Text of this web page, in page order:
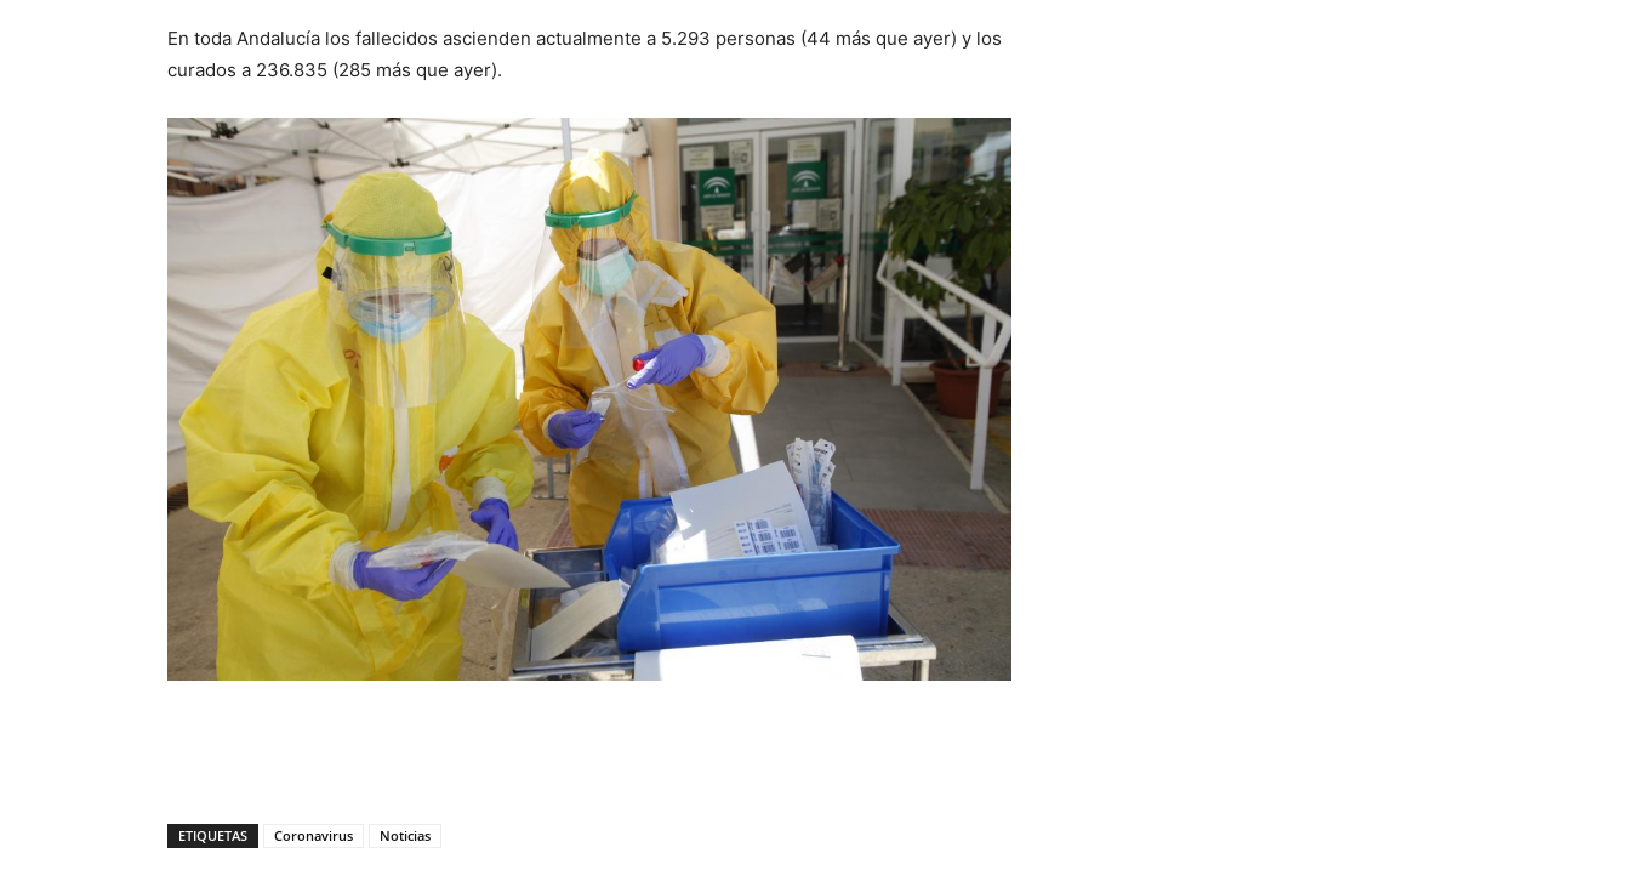
En toda Andalucía los fallecidos ascienden actualmente a 5.293 personas (44 más que ayer) y los
curados a 236.835 (285 más que ayer).
ETIQUETAS Coronavirus Noticias